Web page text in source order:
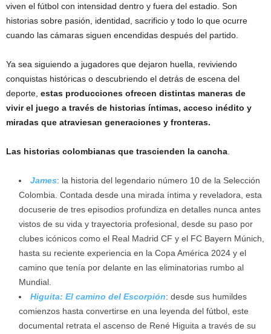
viven el fútbol con intensidad dentro y fuera del estadio. Son
historias sobre pasión, identidad, sacrificio y todo lo que ocurre
cuando las cámaras siguen encendidas después del partido.
Ya sea siguiendo a jugadores que dejaron huella, reviviendo
conquistas históricas o descubriendo el detrás de escena del
deporte, estas producciones ofrecen distintas maneras de
vivir el juego a través de historias íntimas, acceso inédito y
miradas que atraviesan generaciones y fronteras.
Las historias colombianas que trascienden la cancha
James: la historia del legendario número 10 de la Selección
Colombia. Contada desde una mirada íntima y reveladora, esta
docuserie de tres episodios profundiza en detalles nunca antes
vistos de su vida y trayectoria profesional, desde su paso por
clubes icónicos como el Real Madrid CF y el FC Bayern Múnich,
hasta su reciente experiencia en la Copa América 2024 y el
camino que tenía por delante en las eliminatorias rumbo al
Mundial.
Higuita: El camino del Escorpión: desde sus humildes
comienzos hasta convertirse en una leyenda del fútbol, este
documental retrata el ascenso de René Higuita a través de su